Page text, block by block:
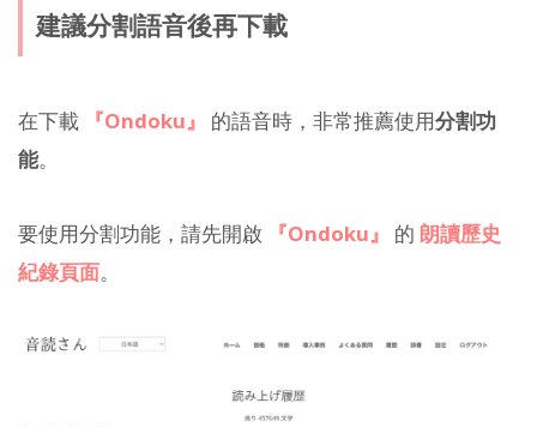
建議分割語音後再下載
在下載 『Ondoku』 的語音時，非常推薦使用分割功
能。
要使用分割功能，請先開啟 『Ondoku』 的 朗讀歷史
紀錄頁面。